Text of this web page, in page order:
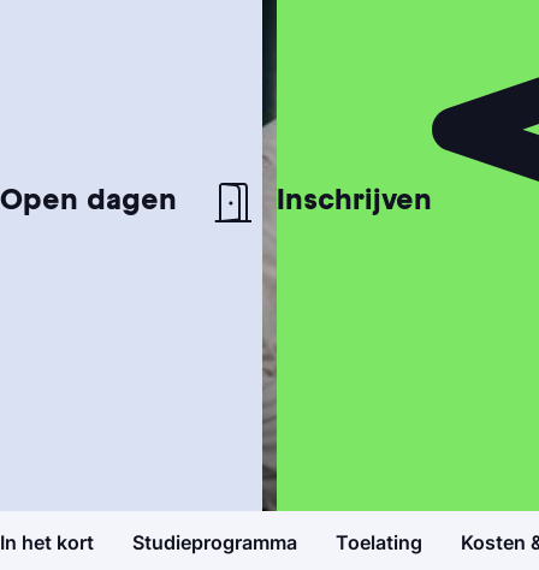
Makelaardij, Ruimte & Vastgoed
Open dagen Inschrijven
In het kort Studieprogramma Toelating Kosten
Hulp nodig bij het kiezen van je studie?
Ontvang meer informatie over onze
Open dagen